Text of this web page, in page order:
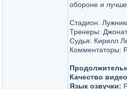
обороне и
Стадион:
Тренеры:
Судья: Кирилл
Комментаторы:
Качество
Язык озвучки: